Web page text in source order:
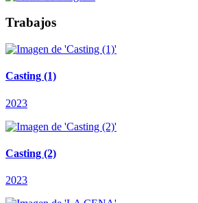
Trabajos
Casting (1)
2023
Casting (2)
2023